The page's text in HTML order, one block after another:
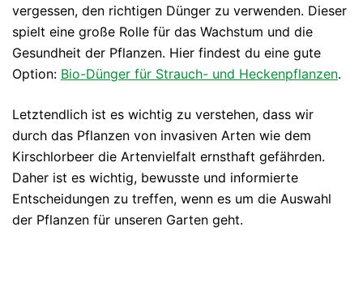
vergessen, den richtigen Dünger zu verwenden. Dieser
spielt eine große Rolle für das Wachstum und die
Gesundheit der Pflanzen. Hier findest du eine gute
Option: Bio-Dünger für Strauch- und Heckenpflanzen.
Letztendlich ist es wichtig zu verstehen, dass wir
durch das Pflanzen von invasiven Arten wie dem
Kirschlorbeer die Artenvielfalt ernsthaft gefährden.
Daher ist es wichtig, bewusste und informierte
Entscheidungen zu treffen, wenn es um die Auswahl
der Pflanzen für unseren Garten geht.